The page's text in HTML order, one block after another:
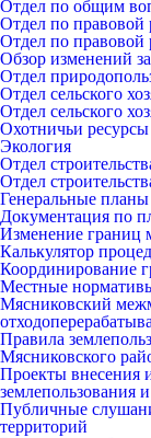
Отдел по общим
Отдел по правовой
Отдел по правовой
Обзор изменений
Отдел
Отдел сельского
Отдел сельского
Охотничьи ресурсы
Экология
Отдел
Отдел
Генеральные
Документация по
Изменение границ
Калькулятор
Координирование
Местные
Мясниковский
Правила
Мясниковского
Проекты внесения
землепользования
Публичные
территорий